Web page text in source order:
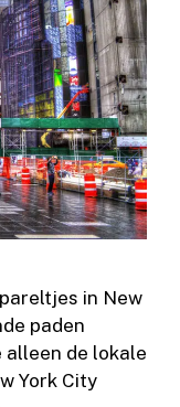
in New
paden
alleen de lokale
York City